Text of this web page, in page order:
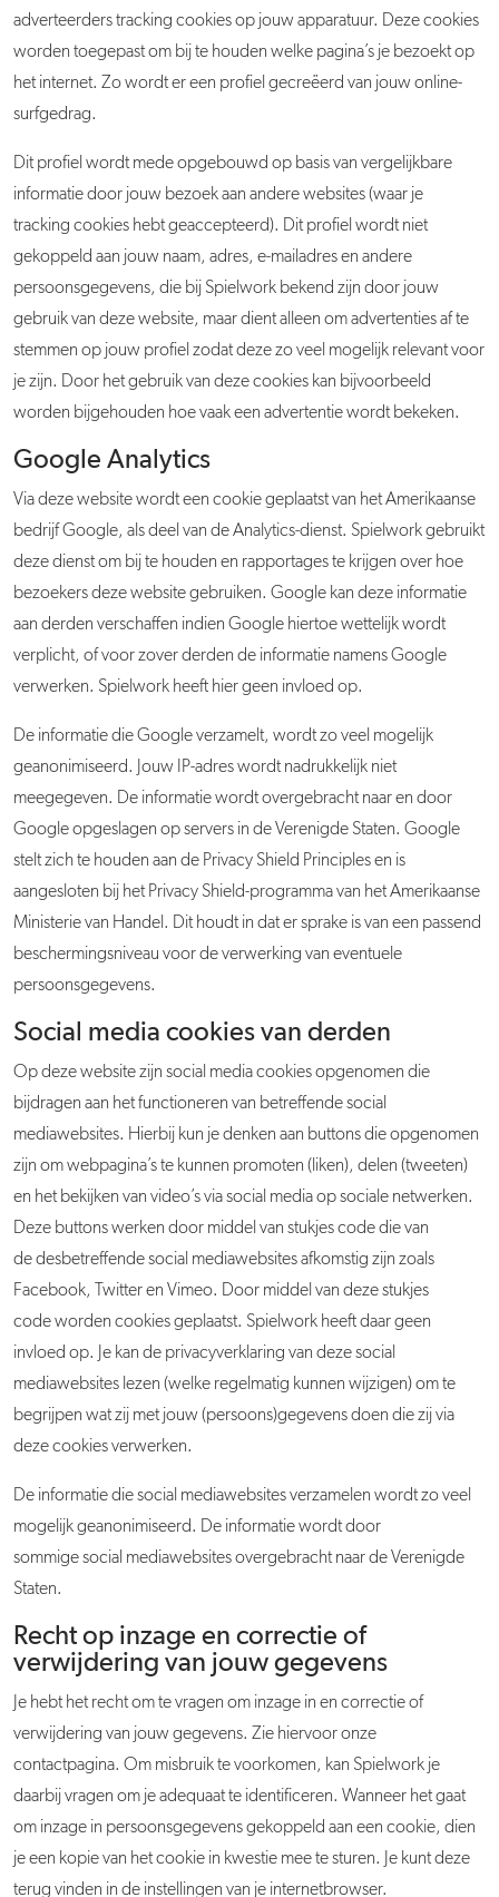
adverteerders tracking cookies op jouw apparatuur. Deze cookies
worden toegepast om bij te houden welke pagina’s je bezoekt op
het internet. Zo wordt er een profiel gecreëerd van jouw online-
surfgedrag.
Dit profiel wordt mede opgebouwd op basis van vergelijkbare
informatie door jouw bezoek aan andere websites (waar je
tracking cookies hebt geaccepteerd). Dit profiel wordt niet
gekoppeld aan jouw naam, adres, e-mailadres en andere
persoonsgegevens, die bij Spielwork bekend zijn door jouw
gebruik van deze website, maar dient alleen om advertenties af te
stemmen op jouw profiel zodat deze zo veel mogelijk relevant voor
je zijn. Door het gebruik van deze cookies kan bijvoorbeeld
worden bijgehouden hoe vaak een advertentie wordt bekeken.
Google Analytics
Via deze website wordt een cookie geplaatst van het Amerikaanse
bedrijf Google, als deel van de Analytics-dienst. Spielwork gebruikt
deze dienst om bij te houden en rapportages te krijgen over hoe
bezoekers deze website gebruiken. Google kan deze informatie
aan derden verschaffen indien Google hiertoe wettelijk wordt
verplicht, of voor zover derden de informatie namens Google
verwerken. Spielwork heeft hier geen invloed op.
De informatie die Google verzamelt, wordt zo veel mogelijk
geanonimiseerd. Jouw IP-adres wordt nadrukkelijk niet
meegegeven. De informatie wordt overgebracht naar en door
Google opgeslagen op servers in de Verenigde Staten. Google
stelt zich te houden aan de Privacy Shield Principles en is
aangesloten bij het Privacy Shield-programma van het Amerikaanse
Ministerie van Handel. Dit houdt in dat er sprake is van een passend
beschermingsniveau voor de verwerking van eventuele
persoonsgegevens.
Social media cookies van derden
Op deze website zijn social media cookies opgenomen die
bijdragen aan het functioneren van betreffende social
mediawebsites. Hierbij kun je denken aan buttons die opgenomen
zijn om webpagina’s te kunnen promoten (liken), delen (tweeten)
en het bekijken van video’s via social media op sociale netwerken.
Deze buttons werken door middel van stukjes code die van
de desbetreffende social mediawebsites afkomstig zijn zoals
Facebook, Twitter en Vimeo. Door middel van deze stukjes
code worden cookies geplaatst. Spielwork heeft daar geen
invloed op. Je kan de privacyverklaring van deze social
mediawebsites lezen (welke regelmatig kunnen wijzigen) om te
begrijpen wat zij met jouw (persoons)gegevens doen die zij via
deze cookies verwerken.
De informatie die social mediawebsites verzamelen wordt zo veel
mogelijk geanonimiseerd. De informatie wordt door
sommige social mediawebsites overgebracht naar de Verenigde
Staten.
Recht op inzage en correctie of
verwijdering van jouw gegevens
Je hebt het recht om te vragen om inzage in en correctie of
verwijdering van jouw gegevens. Zie hiervoor onze
contactpagina. Om misbruik te voorkomen, kan Spielwork je
daarbij vragen om je adequaat te identificeren. Wanneer het gaat
om inzage in persoonsgegevens gekoppeld aan een cookie, dien
je een kopie van het cookie in kwestie mee te sturen. Je kunt deze
terug vinden in de instellingen van je internetbrowser.